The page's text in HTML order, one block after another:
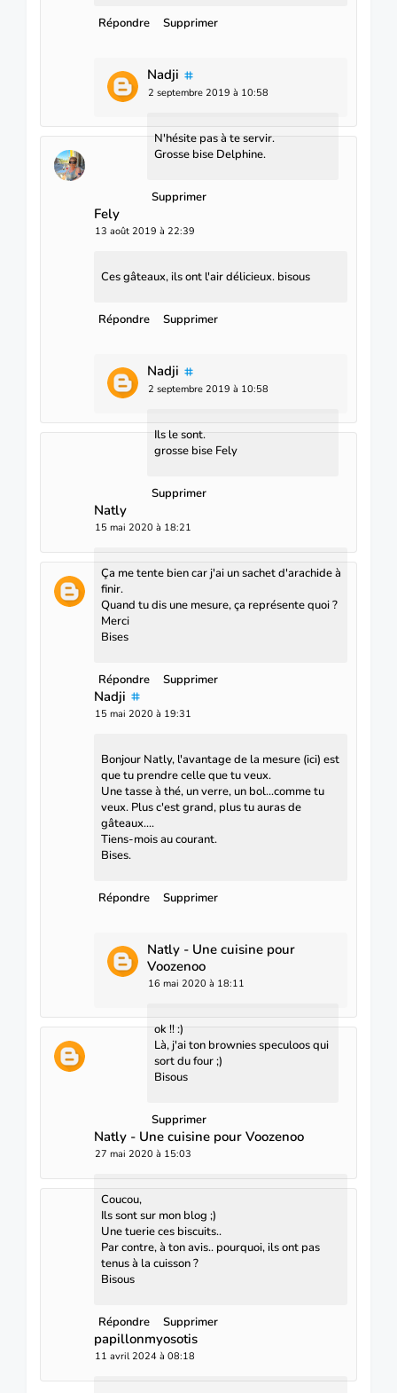
Répondre Supprimer
Nadji
2 septembre 2019 à 10:58
N'hésite pas à te servir.
Grosse bise Delphine.
Supprimer
Fely
13 août 2019 à 22:39
Ces gâteaux, ils ont l'air délicieux. bisous
Répondre Supprimer
Nadji
2 septembre 2019 à 10:58
Ils le sont.
grosse bise Fely
Supprimer
Natly
15 mai 2020 à 18:21
Ça me tente bien car j'ai un sachet d'arachide à
finir.
Quand tu dis une mesure, ça représente quoi ?
Merci
Bises
Répondre Supprimer
Nadji
15 mai 2020 à 19:31
Bonjour Natly, l'avantage de la mesure (ici) est
que tu prendre celle que tu veux.
Une tasse à thé, un verre, un bol...comme tu
veux. Plus c'est grand, plus tu auras de
gâteaux....
Tiens-mois au courant.
Bises.
Répondre Supprimer
Natly - Une cuisine pour
Voozenoo
16 mai 2020 à 18:11
ok !! :)
Là, j'ai ton brownies speculoos qui
sort du four ;)
Bisous
Supprimer
Natly - Une cuisine pour Voozenoo
27 mai 2020 à 15:03
Coucou,
Ils sont sur mon blog ;)
Une tuerie ces biscuits..
Par contre, à ton avis.. pourquoi, ils ont pas
tenus à la cuisson ?
Bisous
Répondre Supprimer
papillonmyosotis
11 avril 2024 à 08:18